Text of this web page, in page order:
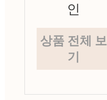
인
상품 전체 보
기